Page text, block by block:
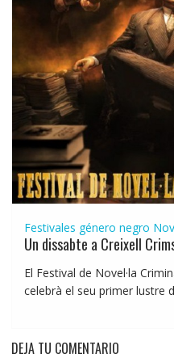
Festivales género negro
Un dissabte a Creixell
El Festival de Novel·la
celebrà el seu primer lustre
DEJA TU COMENTARIO